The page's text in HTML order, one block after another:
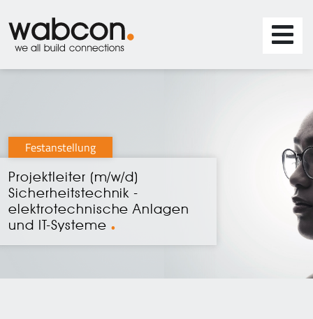
Festanstellung
Projektleiter (m/w/d)
Sicherheitstechnik -
elektrotechnische Anlagen
und IT-Systeme